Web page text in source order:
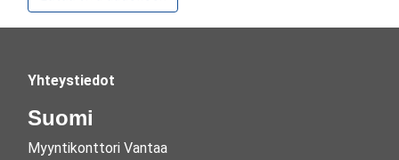
Yhteystiedot
Suomi
Myyntikonttori Vantaa